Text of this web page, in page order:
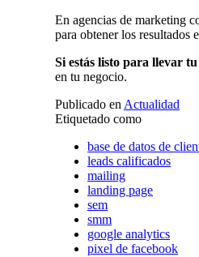
En agencias de marketing
para obtener los resultados
Si estás listo para llevar
en tu negocio.
Publicado en Actualidad
Etiquetado como
base de datos de
leads calificados
mailing
landing page
sem
smm
google analytics
pixel de facebook